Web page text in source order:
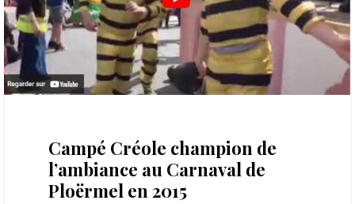
Campé Créole champion de
l’ambiance au Carnaval de
Ploërmel en 2015